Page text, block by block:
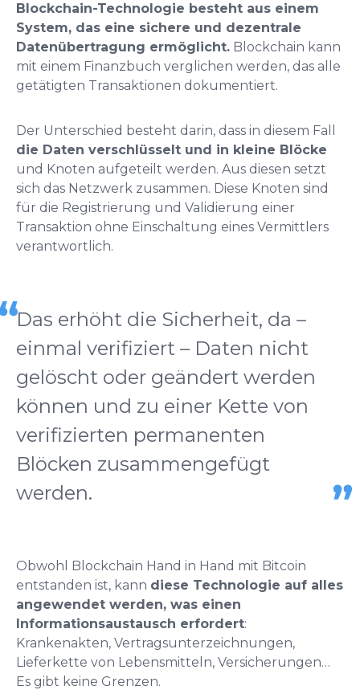
Blockchain-Technologie besteht aus einem
System, das eine sichere und dezentrale
Datenübertragung ermöglicht. Blockchain kann
mit einem Finanzbuch verglichen werden, das alle
getätigten Transaktionen dokumentiert.
Der Unterschied besteht darin, dass in diesem Fall
die Daten verschlüsselt und in kleine Blöcke
und Knoten aufgeteilt werden. Aus diesen setzt
sich das Netzwerk zusammen. Diese Knoten sind
für die Registrierung und Validierung einer
Transaktion ohne Einschaltung eines Vermittlers
verantwortlich.
Das erhöht die Sicherheit, da –
einmal verifiziert – Daten nicht
gelöscht oder geändert werden
können und zu einer Kette von
verifizierten permanenten
Blöcken zusammengefügt
werden.
Obwohl Blockchain Hand in Hand mit Bitcoin
entstanden ist, kann diese Technologie auf alles
angewendet werden, was einen
Informationsaustausch erfordert:
Krankenakten, Vertragsunterzeichnungen,
Lieferkette von Lebensmitteln, Versicherungen…
Es gibt keine Grenzen.